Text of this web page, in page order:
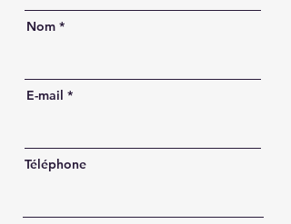
Nom
E-mail
Téléphone